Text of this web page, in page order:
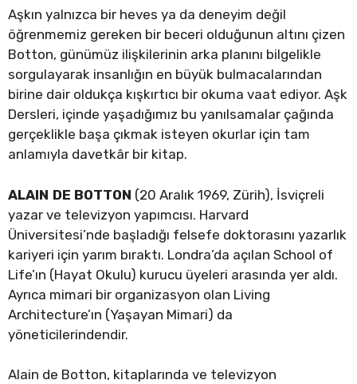
Aşkın yalnızca bir heves ya da deneyim değil
öğrenmemiz gereken bir beceri olduğunun altını çizen
Botton, günümüz ilişkilerinin arka planını bilgelikle
sorgulayarak insanlığın en büyük bulmacalarından
birine dair oldukça kışkırtıcı bir okuma vaat ediyor. Aşk
Dersleri, içinde yaşadığımız bu yanılsamalar çağında
gerçeklikle başa çıkmak isteyen okurlar için tam
anlamıyla davetkâr bir kitap.
ALAIN DE BOTTON (20 Aralık 1969, Zürih), İsviçreli
yazar ve televizyon yapımcısı. Harvard
Üniversitesi’nde başladığı felsefe doktorasını yazarlık
kariyeri için yarım bıraktı. Londra’da açılan School of
Life’ın (Hayat Okulu) kurucu üyeleri arasında yer aldı.
Ayrıca mimari bir organizasyon olan Living
Architecture’ın (Yaşayan Mimari) da
yöneticilerindendir.
Alain de Botton, kitaplarında ve televizyon